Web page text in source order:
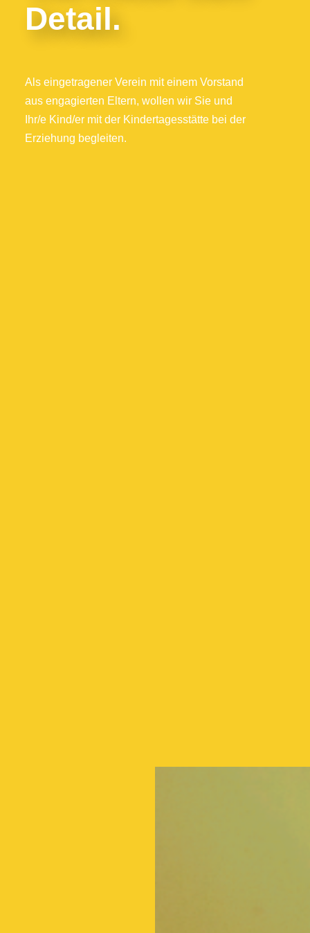
Detail.
Als eingetragener Verein mit einem Vorstand
aus engagierten Eltern, wollen wir Sie und
Ihr/e Kind/er mit der Kindertagesstätte bei der
Erziehung begleiten.